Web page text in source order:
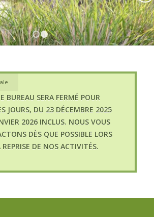
1 2
BUREAU SERA FERMÉ POUR
JOURS, DU 23 DÉCEMBRE 2025
2026 INCLUS. NOUS VOUS
DÈS QUE POSSIBLE LORS
REPRISE DE NOS ACTIVITÉS.